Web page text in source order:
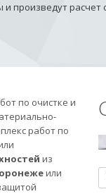
расчет
по очистке и
работ по
из
или